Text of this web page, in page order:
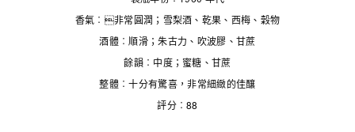
香氣︰非常圓潤；雪梨酒、乾果、西梅、穀物
酒體︰順滑；朱古力、吹波膠、甘蔗
餘韻︰中度；蜜糖、甘蔗
整體︰十分有驚喜，非常細緻的佳釀
評分︰88